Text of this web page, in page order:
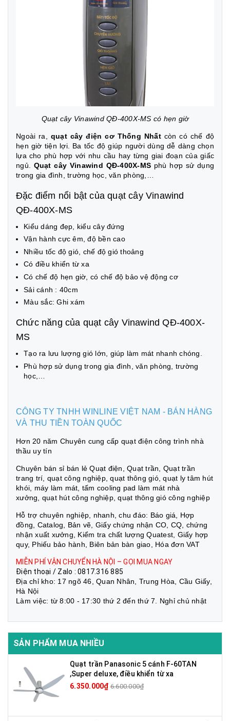
Quạt cây Vinawind QĐ-400X-MS có hẹn giờ
Ngoài ra, quạt cây điện cơ Thống Nhấtcòn có chế độ
hẹn giờ tiện lợi. Ba tốc độ giúp người dùng dễ dàng chọn
lựa cho phù hợp với nhu cầu hay từng giai đoạn của giấc
ngủ. Quạt cây Vinawind QĐ-400X-MS phù hợp sử dụng
trong gia đình, trường học, văn phòng,…
Đặc điểm nổi bật của quạt cây Vinawind
QĐ-400X-MS
Kiểu dáng đẹp, kiểu cây đứng
Vận hành cực êm, độ bền cao
Nhiều tốc độ gió, chế độ gió thoảng
Có điều khiển từ xa
Có chế độ hẹn giờ, có chế độ bảo vệ động cơ
Sải cánh : 40cm
Màu sắc: Ghi xám
Chức năng của quạt cây Vinawind QĐ-400X-
MS
Tạo ra lưu lượng gió lớn, giúp làm mát nhanh chóng.
Phù hợp sử dụng trong gia đình, văn phòng, trường
học,…
CÔNG TY TNHH WINLINE VIỆT NAM - BÁN HÀNG
VÀ THU TIỀN TOÀN QUỐC
Hơn 20 năm Chuyên cung cấp quạt điện công trình nhà
thầu uy tín
Chuyên bán sỉ bán lẻ Quạt điện, Quạt trần, Quạt trần
trang trí, quạt công nghiệp, quạt thông gió, quạt ly tâm hút
khói, máy làm mát, tấm cooling pad làm mát nhà
xưởng, quạt hút công nghiệp, quạt thông gió công nghiệp
Hỗ trợ chuyên nghiệp, nhanh, chu đáo: Báo giá, Hợp
đồng, Catalog, Bản vẽ, Giấy chứng nhận CO, CQ, chứng
nhận xuất xưởng, Kiểm tra chất lượng Quatest, Giấy hợp
quy, Phiếu bảo hành, Biên bản bàn giao, Hóa đơn VAT
MIỄN PHÍ VẬN CHUYỂN HÀ NỘI – GỌI MUA NGAY
Điện thoại / Zalo : 0817.316 885
Địa chỉ kho: 17 ngõ 46, Quan Nhân, Trung Hòa, Cầu Giấy,
Hà Nội
Làm việc: từ 8:00 - 17:30 thứ 2 đến thứ 7. Nghỉ chủ nhật
SẢN PHẨM MUA NHIỀU
Quạt trần Panasonic 5 cánh F-60TAN
,Super deluxe, điều khiển từ xa
6.350.000₫ 6.600.000₫